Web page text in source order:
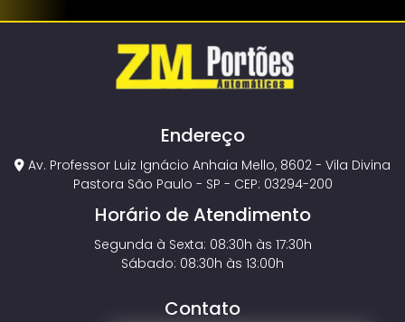
Endereço
Av. Professor Luiz Ignácio Anhaia Mello, 8602 - Vila Divina
Pastora São Paulo - SP - CEP: 03294-200
Horário de Atendimento
Segunda à Sexta: 08:30h às 17:30h
Sábado: 08:30h às 13:00h
Contato